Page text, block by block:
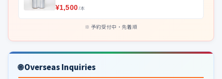
¥1,500 /本
予約受付中・先着順
🌐 Overseas Inquiries